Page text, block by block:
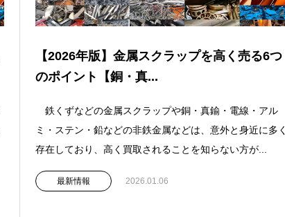
【2026年版】金属スクラップを高く売る6つ
のポイント【銅・真...
鉄くずなどの金属スクラップや銅・真鍮・電線・アル
ミ・ステン・鉛などの非鉄金属などは、意外と身近に多く
存在しており、高く買取されることを知らない方が...
最新情報 2026.01.06